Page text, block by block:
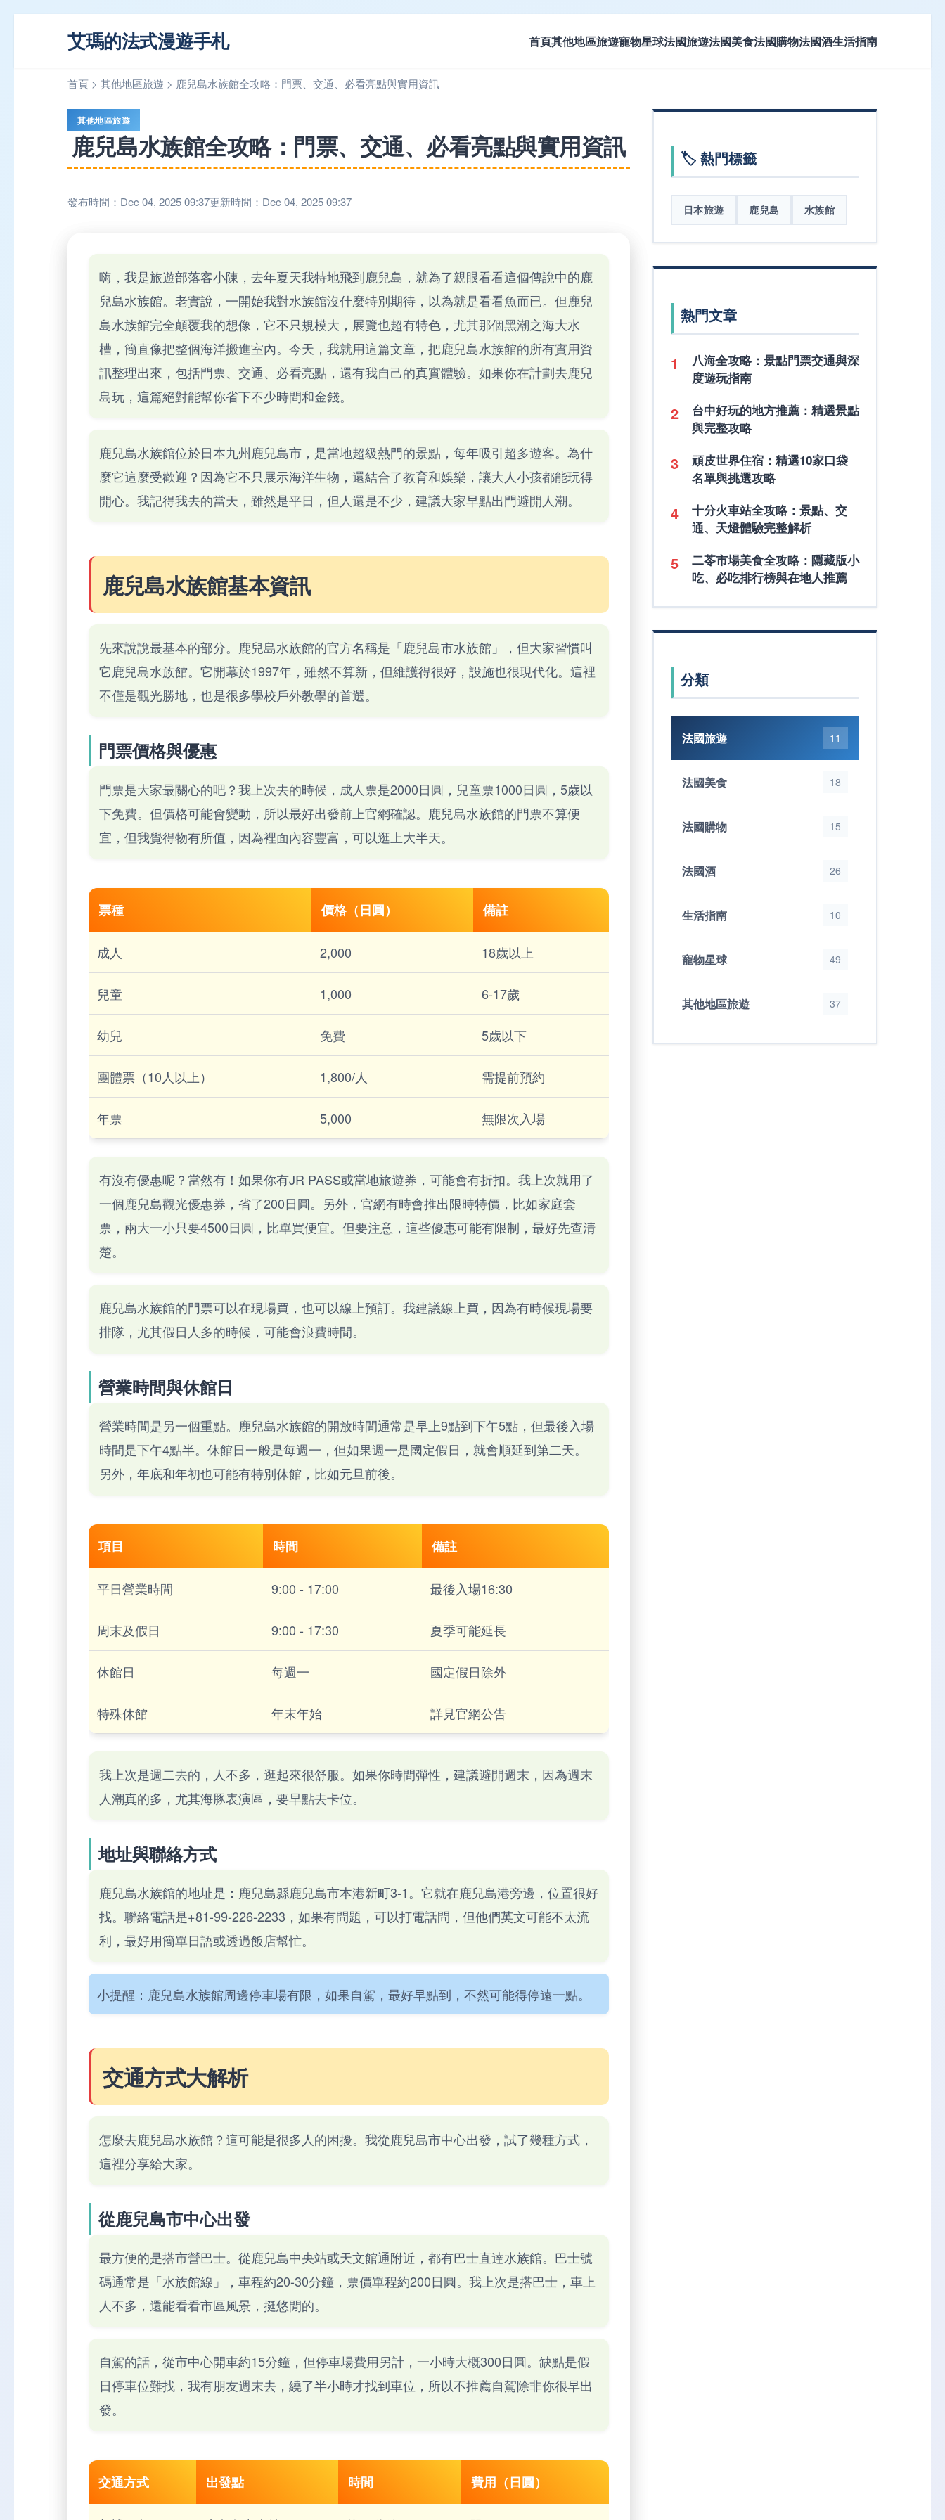
艾瑪的法式漫遊手札 首頁其他地區旅遊寵物星球法國旅遊法國美食法國購物法國酒生活指南
首頁 > 其他地區旅遊 > 鹿兒島水族館全攻略：門票、交通、必看亮點與實用資訊
其他地區旅遊
鹿兒島水族館全攻略：門票、交通、必看亮點與實用資訊
發布時間：Dec 04, 2025 09:37更新時間：Dec 04, 2025 09:37
嗨，我是旅遊部落客小陳，去年夏天我特地飛到鹿兒島，就為了親眼看看這個傳說中的鹿
兒島水族館。老實說，一開始我對水族館沒什麼特別期待，以為就是看看魚而已。但鹿兒
島水族館完全顛覆我的想像，它不只規模大，展覽也超有特色，尤其那個黑潮之海大水
槽，簡直像把整個海洋搬進室內。今天，我就用這篇文章，把鹿兒島水族館的所有實用資
訊整理出來，包括門票、交通、必看亮點，還有我自己的真實體驗。如果你在計劃去鹿兒
島玩，這篇絕對能幫你省下不少時間和金錢。
鹿兒島水族館位於日本九州鹿兒島市，是當地超級熱門的景點，每年吸引超多遊客。為什
麼它這麼受歡迎？因為它不只展示海洋生物，還結合了教育和娛樂，讓大人小孩都能玩得
開心。我記得我去的當天，雖然是平日，但人還是不少，建議大家早點出門避開人潮。
鹿兒島水族館基本資訊
先來說說最基本的部分。鹿兒島水族館的官方名稱是「鹿兒島市水族館」，但大家習慣叫
它鹿兒島水族館。它開幕於1997年，雖然不算新，但維護得很好，設施也很現代化。這裡
不僅是觀光勝地，也是很多學校戶外教學的首選。
門票價格與優惠
門票是大家最關心的吧？我上次去的時候，成人票是2000日圓，兒童票1000日圓，5歲以
下免費。但價格可能會變動，所以最好出發前上官網確認。鹿兒島水族館的門票不算便
宜，但我覺得物有所值，因為裡面內容豐富，可以逛上大半天。
票種 價格（日圓） 備註
成人 2,000 18歲以上
兒童 1,000 6-17歲
幼兒 免費 5歲以下
團體票（10人以上） 1,800/人 需提前預約
年票 5,000 無限次入場
有沒有優惠呢？當然有！如果你有JR PASS或當地旅遊券，可能會有折扣。我上次就用了
一個鹿兒島觀光優惠券，省了200日圓。另外，官網有時會推出限時特價，比如家庭套
票，兩大一小只要4500日圓，比單買便宜。但要注意，這些優惠可能有限制，最好先查清
楚。
鹿兒島水族館的門票可以在現場買，也可以線上預訂。我建議線上買，因為有時候現場要
排隊，尤其假日人多的時候，可能會浪費時間。
營業時間與休館日
營業時間是另一個重點。鹿兒島水族館的開放時間通常是早上9點到下午5點，但最後入場
時間是下午4點半。休館日一般是每週一，但如果週一是國定假日，就會順延到第二天。
另外，年底和年初也可能有特別休館，比如元旦前後。
項目 時間 備註
平日營業時間 9:00 - 17:00 最後入場16:30
周末及假日 9:00 - 17:30 夏季可能延長
休館日 每週一 國定假日除外
特殊休館 年末年始 詳見官網公告
我上次是週二去的，人不多，逛起來很舒服。如果你時間彈性，建議避開週末，因為週末
人潮真的多，尤其海豚表演區，要早點去卡位。
地址與聯絡方式
鹿兒島水族館的地址是：鹿兒島縣鹿兒島市本港新町3-1。它就在鹿兒島港旁邊，位置很好
找。聯絡電話是+81-99-226-2233，如果有問題，可以打電話問，但他們英文可能不太流
利，最好用簡單日語或透過飯店幫忙。
小提醒：鹿兒島水族館周邊停車場有限，如果自駕，最好早點到，不然可能得停遠一點。
交通方式大解析
怎麼去鹿兒島水族館？這可能是很多人的困擾。我從鹿兒島市中心出發，試了幾種方式，
這裡分享給大家。
從鹿兒島市中心出發
最方便的是搭市營巴士。從鹿兒島中央站或天文館通附近，都有巴士直達水族館。巴士號
碼通常是「水族館線」，車程約20-30分鐘，票價單程約200日圓。我上次是搭巴士，車上
人不多，還能看看市區風景，挺悠閒的。
自駕的話，從市中心開車約15分鐘，但停車場費用另計，一小時大概300日圓。缺點是假
日停車位難找，我有朋友週末去，繞了半小時才找到車位，所以不推薦自駕除非你很早出
發。
交通方式 出發點 時間 費用（日圓）
🏷️ 熱門標籤
日本旅遊 鹿兒島 水族館
熱門文章
1
八海全攻略：景點門票交通與深
度遊玩指南
2
台中好玩的地方推薦：精選景點
與完整攻略
3
頑皮世界住宿：精選10家口袋
名單與挑選攻略
4
十分火車站全攻略：景點、交
通、天燈體驗完整解析
5
二苓市場美食全攻略：隱藏版小
吃、必吃排行榜與在地人推薦
分類
法國旅遊 11
法國美食 18
法國購物 15
法國酒 26
生活指南 10
寵物星球 49
其他地區旅遊 37